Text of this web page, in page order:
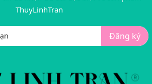
ThuyLinhTran
Đăng ký